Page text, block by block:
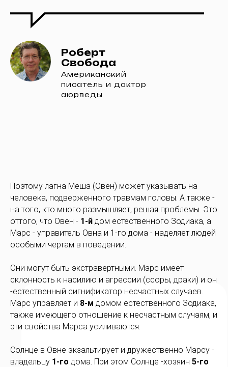
Роберт
Свобода
Американский
писатель и доктор
аюрведы
Поэтому лагна Меша (Овен) может указывать на
человека, подверженного травмам головы. А также -
на того, кто много размышляет, решая проблемы. Это
оттого, что Овен - 1-й дом естественного Зодиака, а
Марс - управитель Овна и 1-го дома - наделяет людей
особыми чертам в поведении.
Они могут быть экстравертными. Марс имеет
склонность к насилию и агрессии (ссоры, драки) и он
-естественный сигнификатор несчастных случаев.
Марс управляет и 8-м домом естественного Зодиака,
также имеющего отношение к несчастным случаям, и
эти свойства Марса усиливаются.
Солнце в Овне экзальтирует и дружественно Марсу -
владельцу 1-го дома. При этом Солнце -хозяин 5-го